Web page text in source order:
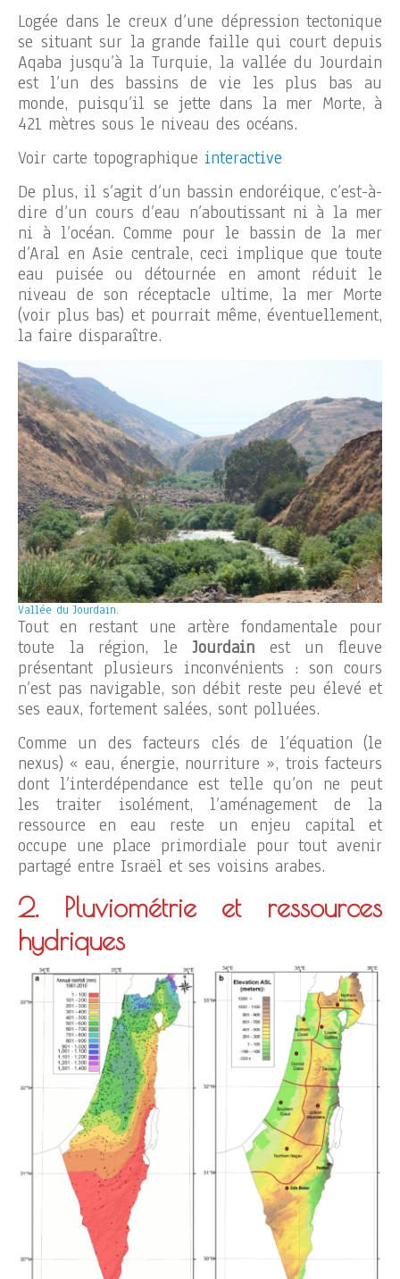
Logée dans le creux d’une dépression tectonique
se situant sur la grande faille qui court depuis
Aqaba jusqu’à la Turquie, la vallée du Jourdain
est l’un des bassins de vie les plus bas au
monde, puisqu’il se jette dans la mer Morte, à
421 mètres sous le niveau des océans.
Voir carte topographique interactive
De plus, il s’agit d’un bassin endoréique, c’est-à-
dire d’un cours d’eau n’aboutissant ni à la mer
ni à l’océan. Comme pour le bassin de la mer
d’Aral en Asie centrale, ceci implique que toute
eau puisée ou détournée en amont réduit le
niveau de son réceptacle ultime, la mer Morte
(voir plus bas) et pourrait même, éventuellement,
la faire disparaître.
Vallée du Jourdain.
Tout en restant une artère fondamentale pour
toute la région, leJourdainest un fleuve
présentant plusieurs inconvénients : son cours
n’est pas navigable, son débit reste peu élevé et
ses eaux, fortement salées, sont polluées.
Comme un des facteurs clés de l’équation (le
nexus) « eau, énergie, nourriture », trois facteurs
dont l’interdépendance est telle qu’on ne peut
les traiter isolément, l’aménagement de la
ressource en eau reste un enjeu capital et
occupe une place primordiale pour tout avenir
partagé entre Israël et ses voisins arabes.
2. Pluviométrie et ressources
hydriques